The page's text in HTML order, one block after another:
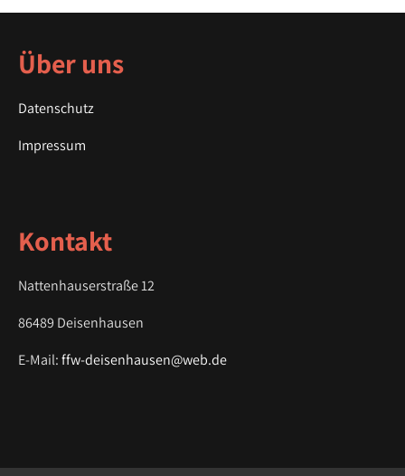
t
a
v
i
a
n
Über uns
Datenschutz
Impressum
Kontakt
Nattenhauserstraße 12
86489 Deisenhausen
E-Mail:ffw-deisenhausen@web.de